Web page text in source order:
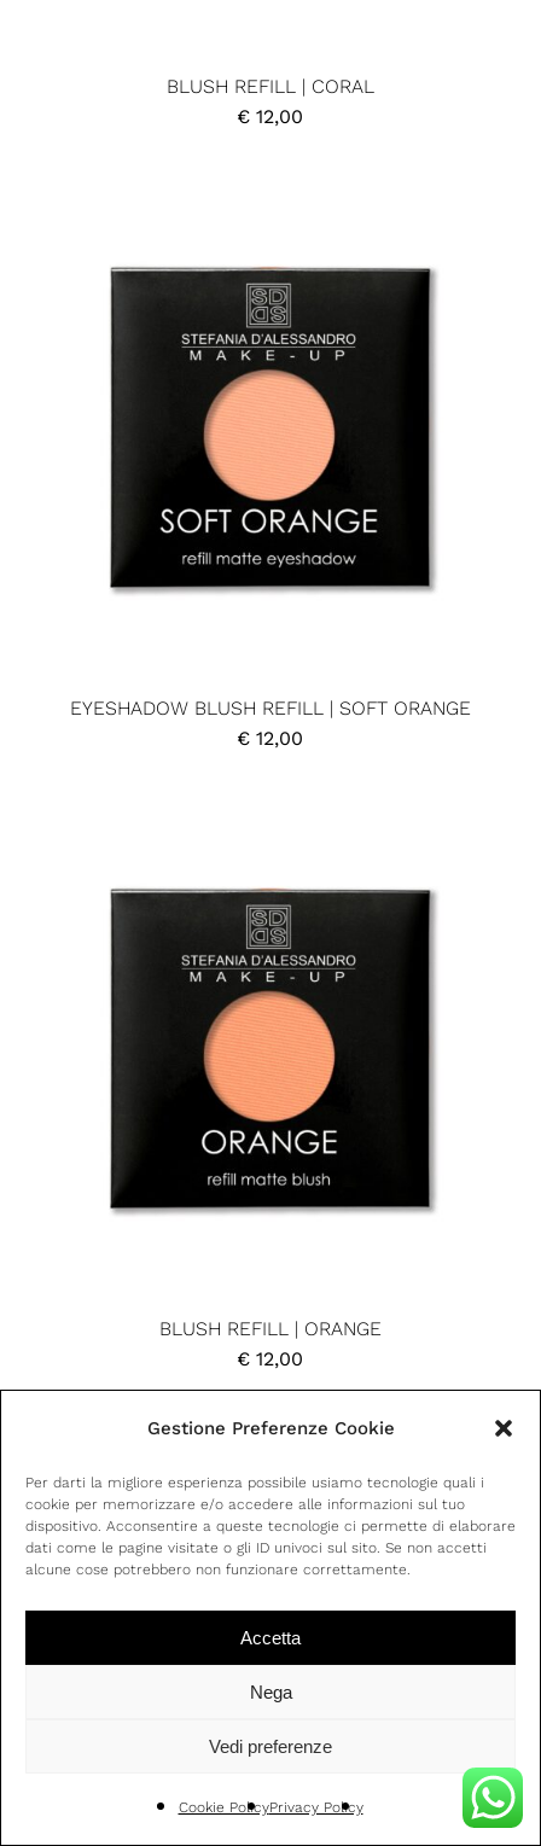
Gestione Preferenze Cookie
Per darti la migliore esperienza possibile usiamo tecnologie quali i
cookie per memorizzare e/o accedere alle informazioni sul tuo
dispositivo. Acconsentire a queste tecnologie ci permette di elaborare
dati come le pagine visitate o gli ID univoci sul sito. Se non accetti
alcune cose potrebbero non funzionare correttamente.
Accetta
Nega
Vedi preferenze
Cookie PolicyPrivacy Policy
BLUSH REFILL | CORAL
€ 12,00
EYESHADOW BLUSH REFILL | SOFT ORANGE
€ 12,00
BLUSH REFILL | ORANGE
€ 12,00